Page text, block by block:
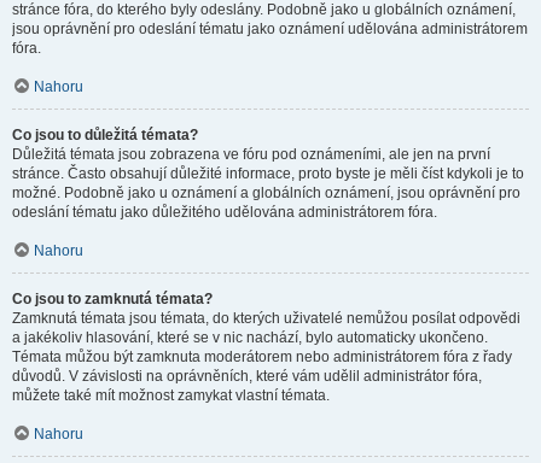
stránce fóra, do kterého byly odeslány. Podobně jako u globálních oznámení,
jsou oprávnění pro odeslání tématu jako oznámení udělována administrátorem
fóra.
Nahoru
Co jsou to důležitá témata?
Důležitá témata jsou zobrazena ve fóru pod oznámeními, ale jen na první
stránce. Často obsahují důležité informace, proto byste je měli číst kdykoli je to
možné. Podobně jako u oznámení a globálních oznámení, jsou oprávnění pro
odeslání tématu jako důležitého udělována administrátorem fóra.
Nahoru
Co jsou to zamknutá témata?
Zamknutá témata jsou témata, do kterých uživatelé nemůžou posílat odpovědi
a jakékoliv hlasování, které se v nic nachází, bylo automaticky ukončeno.
Témata můžou být zamknuta moderátorem nebo administrátorem fóra z řady
důvodů. V závislosti na oprávněních, které vám udělil administrátor fóra,
můžete také mít možnost zamykat vlastní témata.
Nahoru